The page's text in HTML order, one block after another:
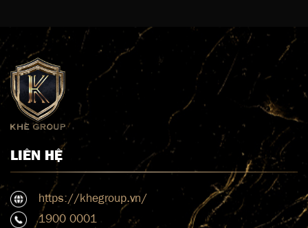
LIÊN HỆ
https://khegroup.vn/
1900 0001